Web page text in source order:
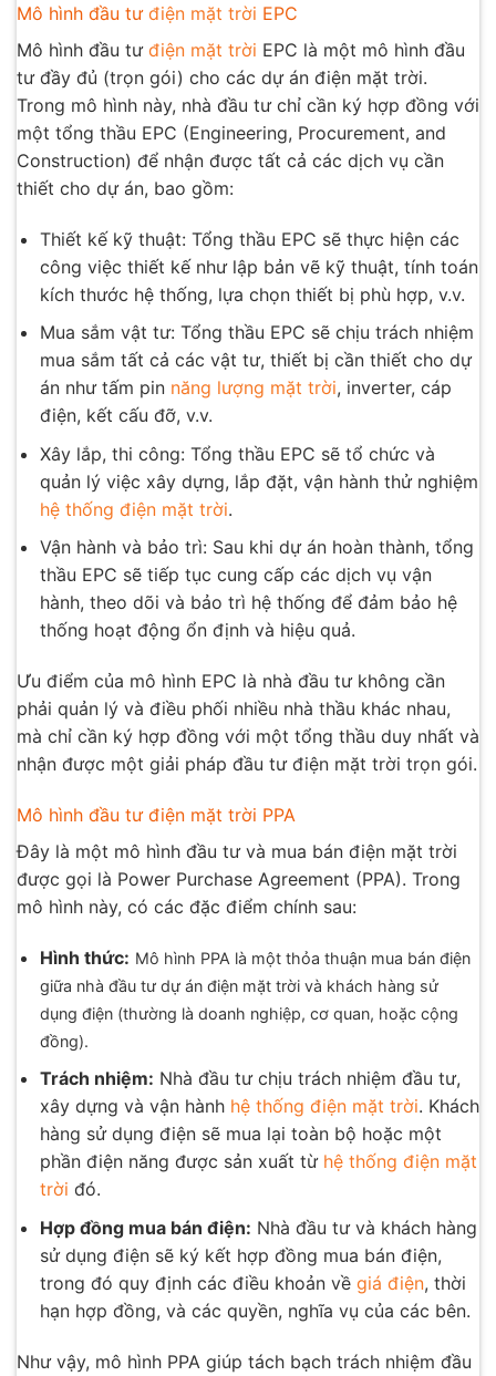
Mô hình đầu tư điện mặt trời EPC
Mô hình đầu tư điện mặt trời EPC là một mô hình đầu
tư đầy đủ (trọn gói) cho các dự án điện mặt trời.
Trong mô hình này, nhà đầu tư chỉ cần ký hợp đồng với
một tổng thầu EPC (Engineering, Procurement, and
Construction) để nhận được tất cả các dịch vụ cần
thiết cho dự án, bao gồm:
Thiết kế kỹ thuật: Tổng thầu EPC sẽ thực hiện các
công việc thiết kế như lập bản vẽ kỹ thuật, tính toán
kích thước hệ thống, lựa chọn thiết bị phù hợp, v.v.
Mua sắm vật tư: Tổng thầu EPC sẽ chịu trách nhiệm
mua sắm tất cả các vật tư, thiết bị cần thiết cho dự
án như tấm pin năng lượng mặt trời, inverter, cáp
điện, kết cấu đỡ, v.v.
Xây lắp, thi công: Tổng thầu EPC sẽ tổ chức và
quản lý việc xây dựng, lắp đặt, vận hành thử nghiệm
hệ thống điện mặt trời.
Vận hành và bảo trì: Sau khi dự án hoàn thành, tổng
thầu EPC sẽ tiếp tục cung cấp các dịch vụ vận
hành, theo dõi và bảo trì hệ thống để đảm bảo hệ
thống hoạt động ổn định và hiệu quả.
Ưu điểm của mô hình EPC là nhà đầu tư không cần
phải quản lý và điều phối nhiều nhà thầu khác nhau,
mà chỉ cần ký hợp đồng với một tổng thầu duy nhất và
nhận được một giải pháp đầu tư điện mặt trời trọn gói.
Mô hình đầu tư điện mặt trời PPA
Đây là một mô hình đầu tư và mua bán điện mặt trời
được gọi là Power Purchase Agreement (PPA). Trong
mô hình này, có các đặc điểm chính sau:
Hình thức: Mô hình PPA là một thỏa thuận mua bán điện
giữa nhà đầu tư dự án điện mặt trời và khách hàng sử
dụng điện (thường là doanh nghiệp, cơ quan, hoặc cộng
đồng).
Trách nhiệm: Nhà đầu tư chịu trách nhiệm đầu tư,
xây dựng và vận hành hệ thống điện mặt trời. Khách
hàng sử dụng điện sẽ mua lại toàn bộ hoặc một
phần điện năng được sản xuất từ hệ thống điện mặt
trời đó.
Hợp đồng mua bán điện: Nhà đầu tư và khách hàng
sử dụng điện sẽ ký kết hợp đồng mua bán điện,
trong đó quy định các điều khoản về giá điện, thời
hạn hợp đồng, và các quyền, nghĩa vụ của các bên.
Như vậy, mô hình PPA giúp tách bạch trách nhiệm đầu